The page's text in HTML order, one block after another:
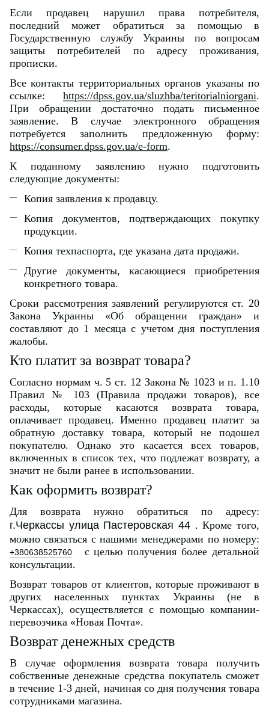
Если продавец нарушил права потребителя,
последний может обратиться за помощью в
Государственную службу Украины по вопросам
защиты потребителей по адресу проживания,
прописки.
Все контакты территориальных органов указаны по
ссылке: https://dpss.gov.ua/sluzhba/teritorialniorgani.
При обращении достаточно подать письменное
заявление. В случае электронного обращения
потребуется заполнить предложенную форму:
https://consumer.dpss.gov.ua/e-form.
К поданному заявлению нужно подготовить
следующие документы:
Копия заявления к продавцу.
Копия документов, подтверждающих покупку
продукции.
Копия техпаспорта, где указана дата продажи.
Другие документы, касающиеся приобретения
конкретного товара.
Сроки рассмотрения заявлений регулируются ст. 20
Закона Украины «Об обращении граждан» и
составляют до 1 месяца с учетом дня поступления
жалобы.
Кто платит за возврат товара?
Согласно нормам ч. 5 ст. 12 Закона № 1023 и п. 1.10
Правил № 103 (Правила продажи товаров), все
расходы, которые касаются возврата товара,
оплачивает продавец. Именно продавец платит за
обратную доставку товара, который не подошел
покупателю. Однако это касается всех товаров,
включенных в список тех, что подлежат возврату, а
значит не были ранее в использовании.
Как оформить возврат?
Для возврата нужно обратиться по адресу:
г.Черкассы улица Пастеровская 44 . Кроме того,
можно связаться с нашими менеджерами по номеру:
+380638525760
с целью получения более детальной
консультации.
Возврат товаров от клиентов, которые проживают в
других населенных пунктах Украины (не в
Черкассах), осуществляется с помощью компании-
перевозчика «Новая Почта».
Возврат денежных средств
В случае оформления возврата товара получить
собственные денежные средства покупатель сможет
в течение 1-3 дней, начиная со дня получения товара
сотрудниками магазина.